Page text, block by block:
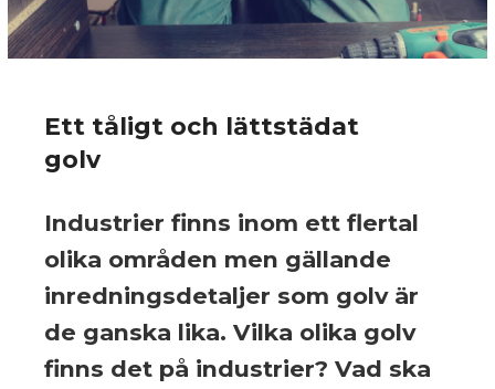
Ett tåligt och lättstädat
golv
Industrier finns inom ett flertal
olika områden men gällande
inredningsdetaljer som golv är
de ganska lika. Vilka olika golv
finns det på industrier? Vad ska